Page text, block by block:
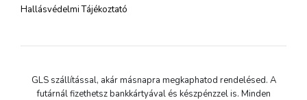
Hallásvédelmi Tájékoztató
GLS szállítással, akár másnapra megkaphatod rendelésed. A
futárnál fizethetsz bankkártyával és készpénzzel is. Minden